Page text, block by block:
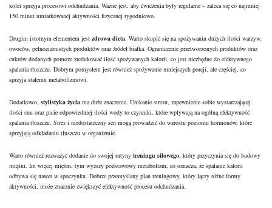
kolei sprzyja procesowi odchudzania. Ważne jest, aby ćwiczenia były regularne – zaleca się co najmniej
150 minut umiarkowanej aktywności fizycznej tygodniowo.
Drugim istotnym elementem jest zdrowa dieta . Warto skupić się na spożywaniu dużych ilości warzyw,
owoców, pełnoziarnistych produktów oraz źródeł białka. Ograniczenie przetworzonych produktów oraz
cukrów dodanych pomoże zredukować ilość spożywanych kalorii, co jest niezbędne do efektywnego
spalania tłuszczu. Dobrym pomysłem jest również spożywanie mniejszych porcji, ale częściej, co
sprzyja stałemu metabolizmowi.
Dodatkowo, stylistyka życia ma duże znaczenie. Unikanie stresu, zapewnienie sobie wystarczającej
ilości snu oraz picie odpowiedniej ilości wody to czynniki, które wpływają na ogólną efektywność
spalania tłuszczu. Stres i niedostateczny sen mogą prowadzić do wzrostu poziomu hormonów, które
sprzyjają odkładaniu tłuszczu w organizmie.
Warto również rozważyć dodanie do swojej rutyny treningu siłowego , który przyczynia się do budowy
mięśni. Im więcej mięśni, tym wyższy podstawowy metabolizm, co oznacza, że spalanie kalorii
odbywa się nawet w spoczynku. Dobrze przemyślany plan treningowy, który łączy różne formy
aktywności, może znacznie zwiększyć efektywność procesu odchudzania.